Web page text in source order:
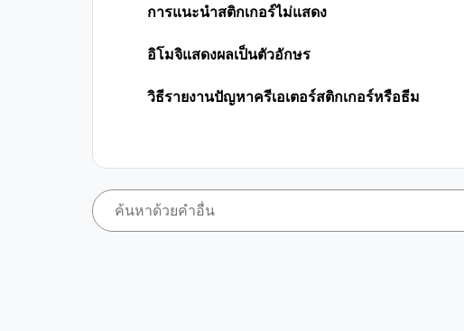
การแนะนำสติกเกอร์ไม่แสดง
อิโมจิแสดงผลเป็นตัวอักษร
วิธีรายงานปัญหาครีเอเตอร์สติกเกอร์หรือธีม